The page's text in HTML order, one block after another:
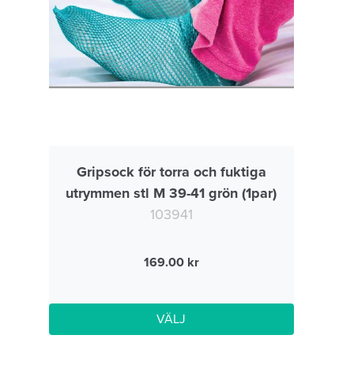
Gripsock för torra och fuktiga
utrymmen stl M 39-41 grön (1par)
103941
169.00
VÄLJ